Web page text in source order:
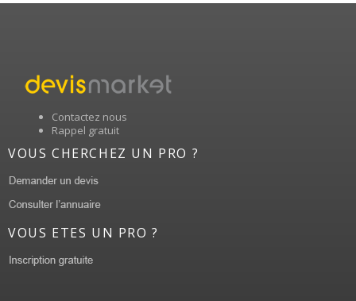
Contactez nous
Rappel gratuit
VOUS CHERCHEZ UN PRO ?
VOUS ETES UN PRO ?